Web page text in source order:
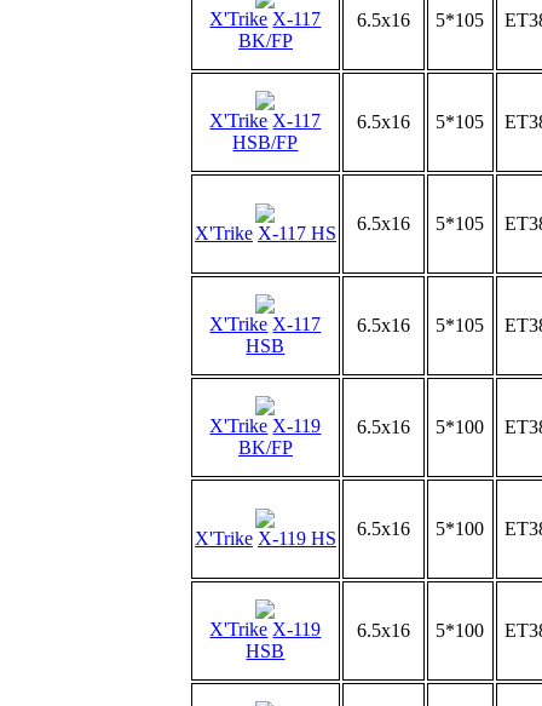
X'Trike X-117
BK/FP
6.5x16 5*105
X'Trike X-117
HSB/FP
6.5x16 5*105
X'Trike X-117 HS 6.5x16 5*105
X'Trike X-117
HSB
6.5x16 5*105
X'Trike X-119
BK/FP
6.5x16 5*100
X'Trike X-119 HS 6.5x16 5*100
X'Trike X-119
HSB
6.5x16 5*100